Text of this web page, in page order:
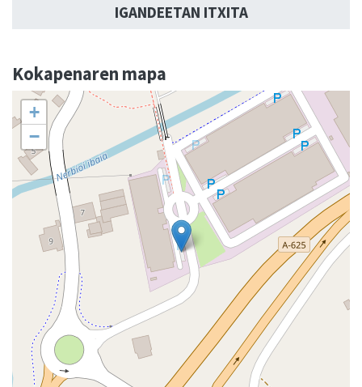
IGANDEETAN ITXITA
Kokapenaren mapa
+
−